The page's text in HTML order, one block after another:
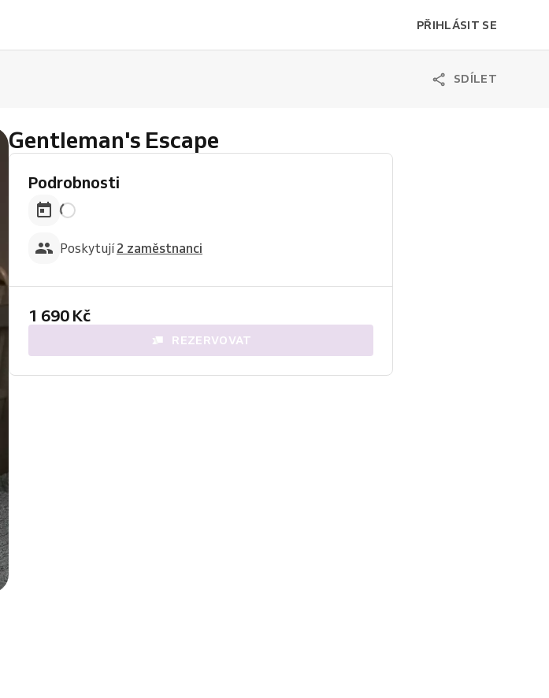
PŘIHLÁSIT SE
SDÍLET
Gentleman's Escape
Podrobnosti
Poskytují2 zaměstnanci
1 690 Kč
REZERVOVAT